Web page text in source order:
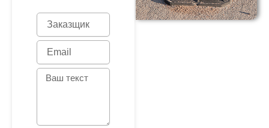
N
m
E
a
M
a